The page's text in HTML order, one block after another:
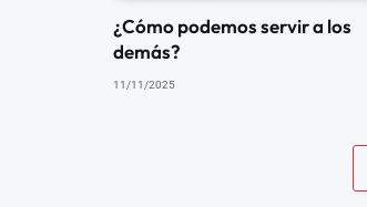
¿Cómo podemos servir a los
demás?
11/11/2025